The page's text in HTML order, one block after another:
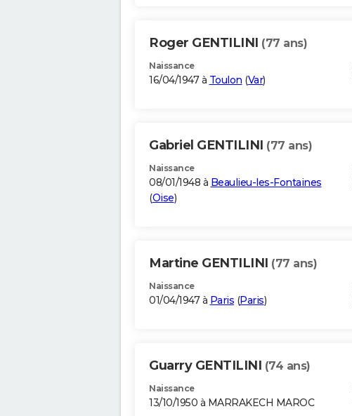
Roger GENTILINI (77 ans)
Naissance
16/04/1947 à Toulon (Var)
Gabriel GENTILINI (77 ans)
Naissance
08/01/1948 à Beaulieu-les-Fontaines
(Oise)
Martine GENTILINI (77 ans)
Naissance
01/04/1947 à Paris (Paris)
Guarry GENTILINI (74 ans)
Naissance
13/10/1950 à MARRAKECH MAROC